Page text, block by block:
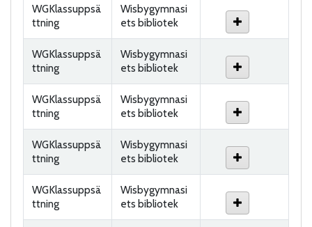
WGKlassuppsä
ttning
Wisbygymnasi
ets bibliotek
WGKlassuppsä
ttning
Wisbygymnasi
ets bibliotek
WGKlassuppsä
ttning
Wisbygymnasi
ets bibliotek
WGKlassuppsä
ttning
Wisbygymnasi
ets bibliotek
WGKlassuppsä
ttning
Wisbygymnasi
ets bibliotek